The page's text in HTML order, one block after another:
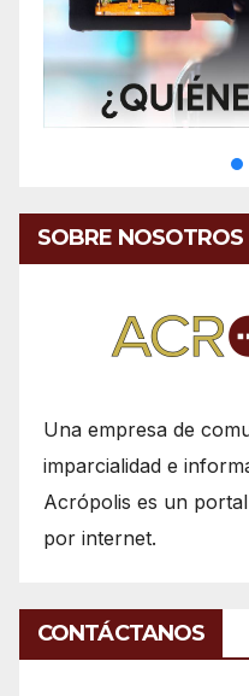
SOBRE NOSOTROS
Una empresa de
imparcialidad e
Acrópolis es un
por internet.
CONTÁCTANOS